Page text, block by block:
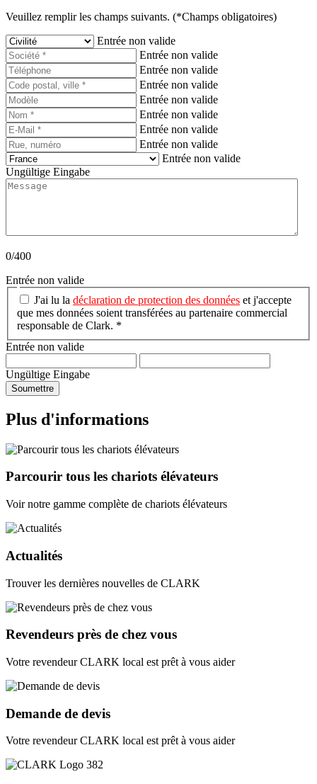
Veuillez remplir les champs suivants. (*Champs obligatoires)
Entrée non valide
Entrée non valide
Entrée non valide
Entrée non valide
Entrée non valide
Entrée non valide
Entrée non valide
Entrée non valide
Entrée non valide
Ungültige Eingabe
0/400
Entrée non valide
J'ai lu la déclaration de protection des données et j'accepte
que mes données soient transférées au partenaire commercial
responsable de Clark. *
Entrée non valide
Ungültige Eingabe
Soumettre
Plus d'informations
Parcourir tous les chariots élévateurs
Voir notre gamme complète de chariots élévateurs
Actualités
Trouver les dernières nouvelles de CLARK
Revendeurs près de chez vous
Votre revendeur CLARK local est prêt à vous aider
Demande de devis
Votre revendeur CLARK local est prêt à vous aider